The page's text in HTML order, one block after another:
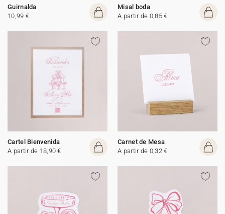
Guirnalda
10,99 €
Misal boda
A partir de 0,85 €
Cartel Bienvenida
A partir de 18,90 €
Carnet de Mesa
A partir de 0,32 €